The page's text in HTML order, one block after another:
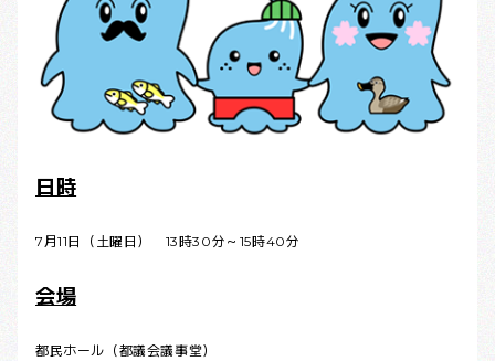
日時
7月11日（土曜日） 13時30分～15時40分
会場
都民ホール（都議会議事堂）